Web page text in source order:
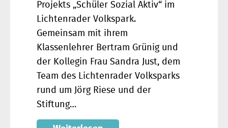
Projekts „Schüler Sozial Aktiv“ im
Lichtenrader Volkspark.
Gemeinsam mit ihrem
Klassenlehrer Bertram Grünig und
der Kollegin Frau Sandra Just, dem
Team des Lichtenrader Volksparks
rund um Jörg Riese und der
Stiftung…